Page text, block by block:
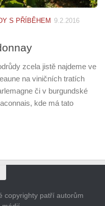
S PŘÍBĚHEM 9.2.2016
zcela jistě najdeme ve
na viničních tratích
či v burgundské
kde má tato
copyrighty patří autorům